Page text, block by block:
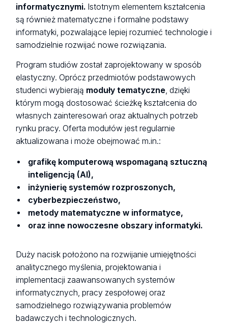
informatycznymi. Istotnym elementem kształcenia
są również matematyczne i formalne podstawy
informatyki, pozwalające lepiej rozumieć technologie i
samodzielnie rozwijać nowe rozwiązania.
Program studiów został zaprojektowany w sposób
elastyczny. Oprócz przedmiotów podstawowych
studenci wybierają moduły tematyczne, dzięki
którym mogą dostosować ścieżkę kształcenia do
własnych zainteresowań oraz aktualnych potrzeb
rynku pracy. Oferta modułów jest regularnie
aktualizowana i może obejmować m.in.:
grafikę komputerową wspomaganą sztuczną
inteligencją (AI),
inżynierię systemów rozproszonych,
cyberbezpieczeństwo,
metody matematyczne w informatyce,
oraz inne nowoczesne obszary informatyki.
Duży nacisk położono na rozwijanie umiejętności
analitycznego myślenia, projektowania i
implementacji zaawansowanych systemów
informatycznych, pracy zespołowej oraz
samodzielnego rozwiązywania problemów
badawczych i technologicznych.